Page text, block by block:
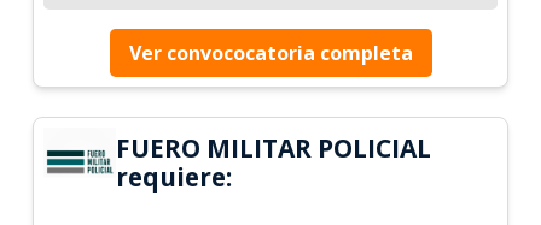
Ver convococatoria completa
FUERO MILITAR POLICIAL
requiere: